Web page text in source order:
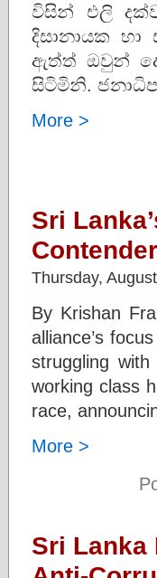
විසින් එලි
දිසානායක
ඇත්ත් ඔවුන්
සිටිමිනි.
More >
Sri
Thursday,
By Krishan
alliance’s
struggling
working class
race,
More >
Sri Lanka